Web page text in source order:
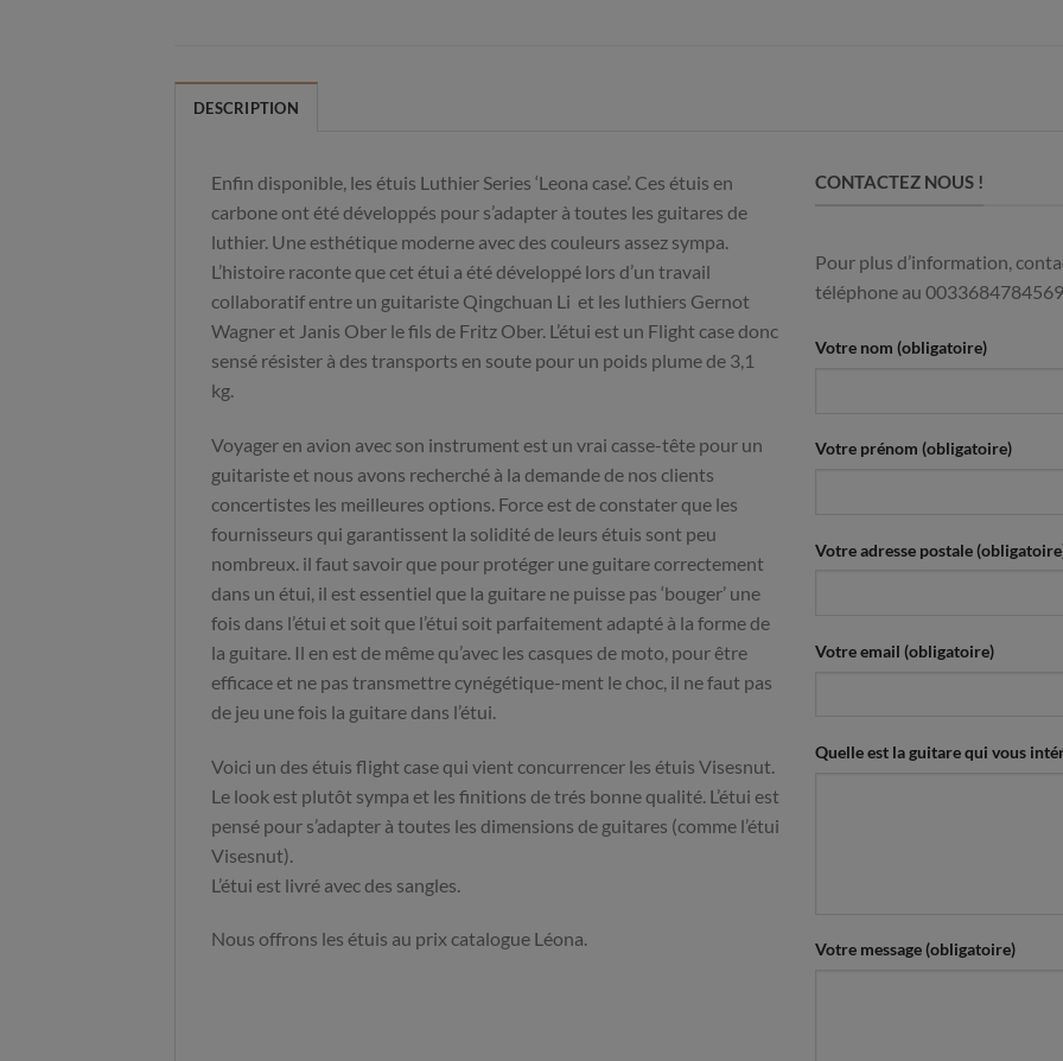
DESCRIPTION
Enfin disponible, les étuis Luthier Series ‘Leona case’. Ces étuis en
carbone ont été développés pour s’adapter à toutes les guitares de
luthier. Une esthétique moderne avec des couleurs assez sympa.
L’histoire raconte que cet étui a été développé lors d’un travail
collaboratif entre un guitariste Qingchuan Li et les luthiers Gernot
Wagner et Janis Ober le fils de Fritz Ober. L’étui est un Flight case donc
sensé résister à des transports en soute pour un poids plume de 3,1
kg.
Voyager en avion avec son instrument est un vrai casse-tête pour un
guitariste et nous avons recherché à la demande de nos clients
concertistes les meilleures options. Force est de constater que les
fournisseurs qui garantissent la solidité de leurs étuis sont peu
nombreux. il faut savoir que pour protéger une guitare correctement
dans un étui, il est essentiel que la guitare ne puisse pas ‘bouger’ une
fois dans l’étui et soit que l’étui soit parfaitement adapté à la forme de
la guitare. Il en est de même qu’avec les casques de moto, pour être
efficace et ne pas transmettre cynégétique-ment le choc, il ne faut pas
de jeu une fois la guitare dans l’étui.
Voici un des étuis flight case qui vient concurrencer les étuis Visesnut.
Le look est plutôt sympa et les finitions de trés bonne qualité. L’étui est
pensé pour s’adapter à toutes les dimensions de guitares (comme l’étui
Visesnut).
L’étui est livré avec des sangles.
Nous offrons les étuis au prix catalogue Léona.
CONTACTEZ NOUS !
Pour plus d’information,
téléphone au 0033684784569
Votre nom (obligatoire)
Votre prénom (obligatoire)
Votre adresse postale
Votre email (obligatoire)
Quelle est la guitare qui vous
Votre message (obligatoire)